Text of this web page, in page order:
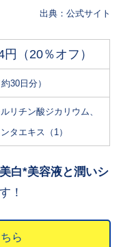
出典：公式サイト
円（20％オフ）
30日分）
リチン酸ジカリウム、
タエキス（1）
白*美容液と潤いシ
！
ら